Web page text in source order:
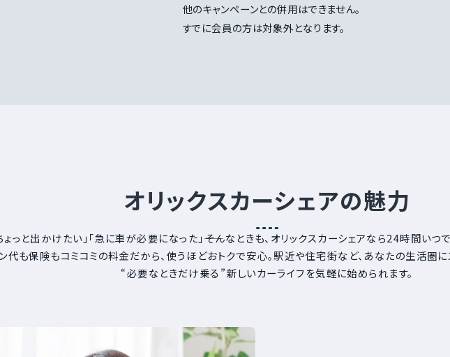
他のキャンペーンとの併用はできません。
すでに会員の方は対象外となります。
オリックスカーシェアの魅力
ょっと出かけたい」「急に車が必要になった」――そんなときも、オリックスカーシェアなら24時間いつ
代も保険もコミコミの料金だから、使うほどおトクで安心。駅近や住宅街など、あなたの生活圏に
“必要なときだけ乗る”新しいカーライフを気軽に始められます。